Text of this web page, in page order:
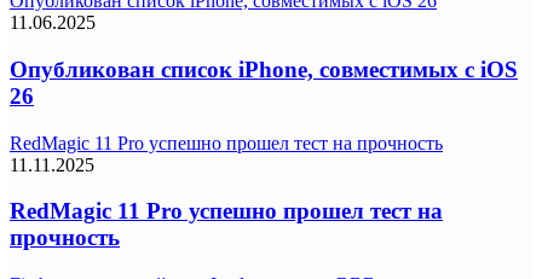
11.06.2025
Опубликован список iPhone, совместимых с iOS
26
RedMagic 11 Pro успешно прошел тест на прочность
11.11.2025
RedMagic 11 Pro успешно прошел тест на
прочность